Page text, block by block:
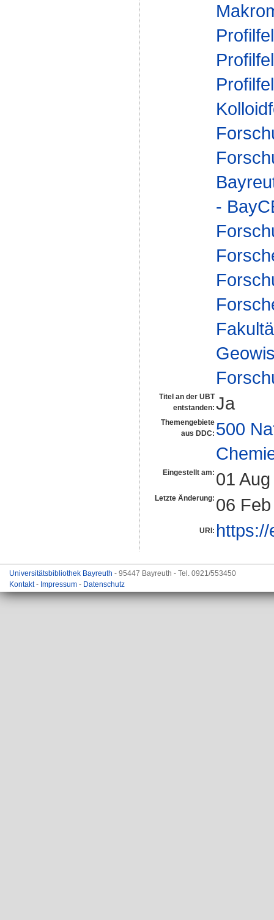
-
Titel an der UBT
entstanden: Ja
Themengebiete
aus DDC: 500
Eingestellt am: 01
Letzte Änderung: 06
URI:
Universitätsbibliothek Bayreuth - 95447 Bayreuth - Tel. 0921/553450
Kontakt- Impressum - Datenschutz